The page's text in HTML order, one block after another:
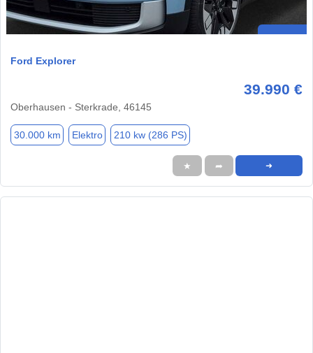
Ford Explorer
39.990 €
Oberhausen - Sterkrade, 46145
30.000 km Elektro 210 kw (286 PS)
★ ➦ ➜